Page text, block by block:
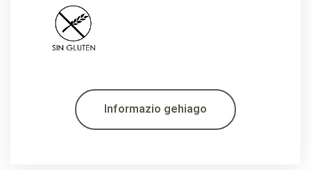
Informazio gehiago